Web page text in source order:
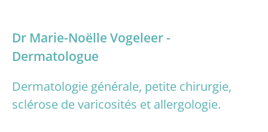
Dr Marie-Noëlle Vogeleer -
Dermatologue
Dermatologie générale, petite chirurgie,
sclérose de varicosités et allergologie.